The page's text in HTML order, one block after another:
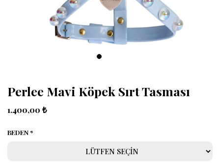
Perlee Mavi Köpek Sırt Tasması
1.400,00 ₺
BEDEN